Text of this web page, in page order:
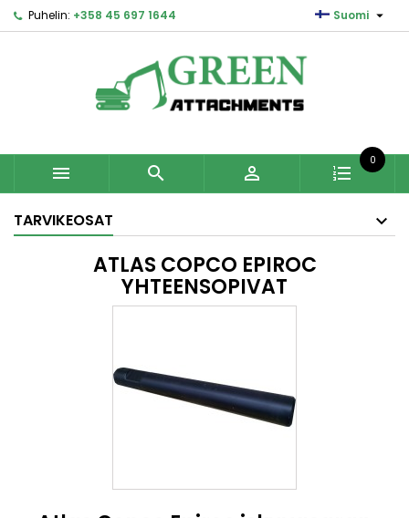
Puhelin: +358 45 697 1644 Suomi 
  
0
TARVIKEOSAT
ATLAS COPCO EPIROC
YHTEENSOPIVAT